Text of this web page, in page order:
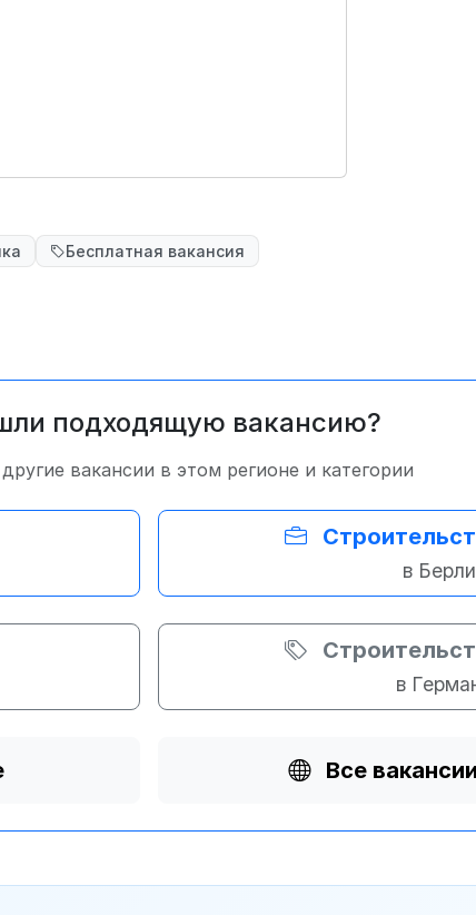
Бесплатная вакансия
подходящую вакансию?
вакансии в этом регионе и категории
в
в
Все